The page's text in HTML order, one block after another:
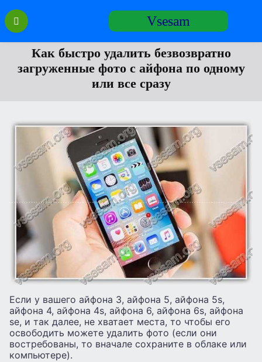
Перейти
содержанию
Vsesam
Как быстро удалить безвозвратно
загруженные фото с айфона по одному
или все сразу
Если у вашего айфона 3, айфона 5, айфона 5s,
айфона 4, айфона 4s, айфона 6, айфона 6s, айфона
se, и так далее, не хватает места, то чтобы его
освободить можете удалить фото (если они
востребованы, то вначале сохраните в облаке или
компьютере).